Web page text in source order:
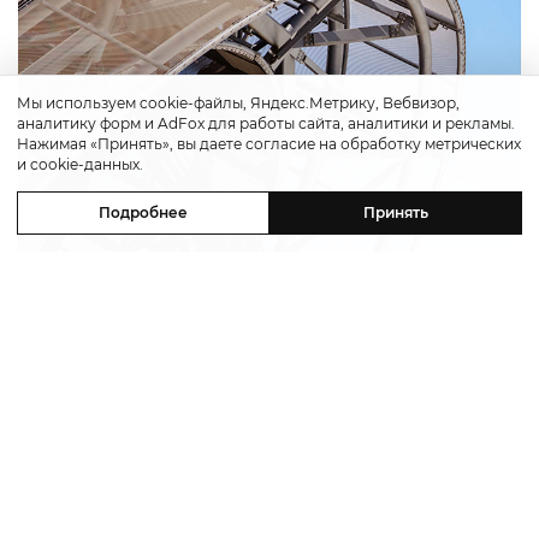
Мы используем cookie-файлы, Яндекс.Метрику, Вебвизор,
аналитику форм и AdFox для работы сайта, аналитики и рекламы.
Нажимая «Принять», вы даете согласие на обработку метрических
и cookie-данных.
Подробнее Принять